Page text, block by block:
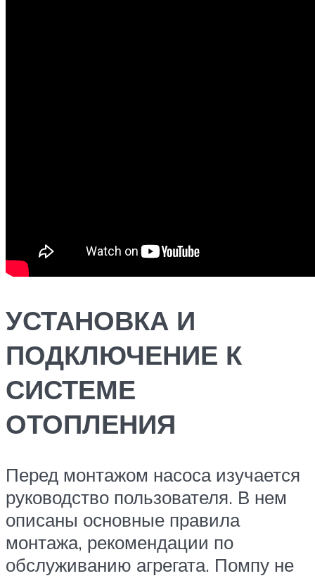
УСТАНОВКА И
ПОДКЛЮЧЕНИЕ К
СИСТЕМЕ
ОТОПЛЕНИЯ
Перед монтажом насоса изучается
руководство пользователя. В нем
описаны основные правила
монтажа, рекомендации по
обслуживанию агрегата. Помпу не